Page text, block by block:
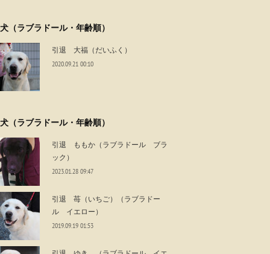
（ラブラドール・年齢順）
引退 大福（だいふく）
2020.09.21 00:10
（ラブラドール・年齢順）
引退 ももか（ラブラドール ブラ
ック）
2023.01.28 09:47
引退 苺（いちご）（ラブラドー
ル イエロー）
2019.09.19 01:53